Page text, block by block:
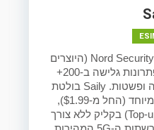
שירות eSIM חדשני מבית Nord Security (היוצרים
של NordVPN), המציע פתרונות גלישה ב-200+
מדינות עם דגש על אבטחה ופשטות. Saily בולטת
במחירים אטרקטיביים במיוחד (החל מ-$1.99),
אפשרות לטעינה חוזרת (Top-up) בקליק ללא צורך